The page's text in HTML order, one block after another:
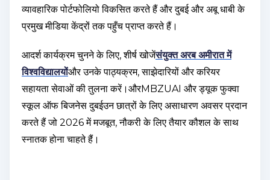
व्यावहारिक पोर्टफोलियो विकसित करते हैं और दुबई और अबू धाबी के
प्रमुख मीडिया केंद्रों तक पहुँच प्राप्त करते हैं।
आदर्श कार्यक्रम चुनने के लिए, शीर्ष खोजेंसंयुक्त अरब अमीरात में
विश्वविद्यालयोंऔर उनके पाठ्यक्रम, साझेदारियों और करियर
सहायता सेवाओं की तुलना करें।औरMBZUAI और ड्यूक फुक्वा
स्कूल ऑफ बिजनेस दुबईउन छात्रों के लिए असाधारण अवसर प्रदान
करते हैं जो 2026 में मजबूत, नौकरी के लिए तैयार कौशल के साथ
स्नातक होना चाहते हैं।